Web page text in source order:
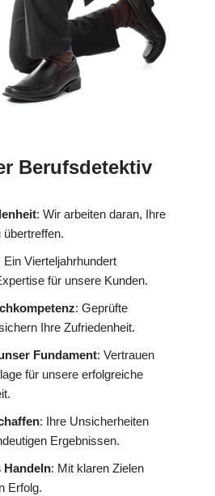
Berufsdetektiv
: Wir arbeiten daran, Ihre
Ein Vierteljahrhundert
für unsere Kunden.
: Geprüfte
Ihre Zufriedenheit.
Fundament: Vertrauen
für unsere erfolgreiche
: Ihre Unsicherheiten
Ergebnissen.
Handeln: Mit klaren Zielen
Erfolg.